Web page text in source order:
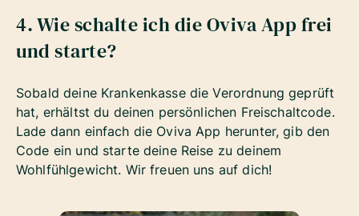
4. Wie schalte ich die Oviva App frei
und starte?
Sobald deine Krankenkasse die Verordnung geprüft
hat, erhältst du deinen persönlichen Freischaltcode.
Lade dann einfach die Oviva App herunter, gib den
Code ein und starte deine Reise zu deinem
Wohlfühlgewicht. Wir freuen uns auf dich!